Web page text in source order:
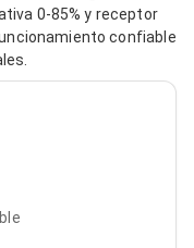
0-85% y receptor
confiable